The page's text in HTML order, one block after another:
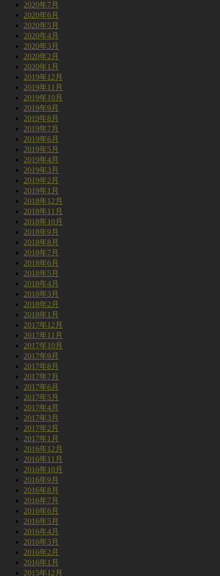
2020年7月
2020年6月
2020年5月
2020年4月
2020年3月
2020年2月
2020年1月
2019年12月
2019年11月
2019年10月
2019年9月
2019年8月
2019年7月
2019年6月
2019年5月
2019年4月
2019年3月
2019年2月
2019年1月
2018年12月
2018年11月
2018年10月
2018年9月
2018年8月
2018年7月
2018年6月
2018年5月
2018年4月
2018年3月
2018年2月
2018年1月
2017年12月
2017年11月
2017年10月
2017年9月
2017年8月
2017年7月
2017年6月
2017年5月
2017年4月
2017年3月
2017年2月
2017年1月
2016年12月
2016年11月
2016年10月
2016年9月
2016年8月
2016年7月
2016年6月
2016年5月
2016年4月
2016年3月
2016年2月
2016年1月
2015年12月